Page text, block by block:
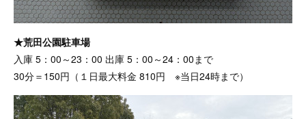
★荒田公園駐車場
入庫 5：00～23：00 出庫 5：00～24：00まで
30分＝150円（１日最大料金 810円 ※当日24時まで）